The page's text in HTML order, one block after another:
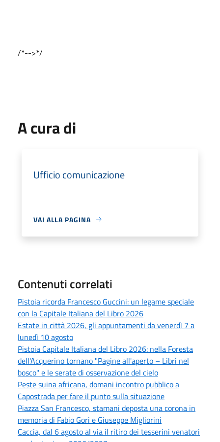
/*-->*/
A cura di
Ufficio comunicazione
VAI ALLA PAGINA
Contenuti correlati
Pistoia ricorda Francesco Guccini: un legame speciale
con la Capitale Italiana del Libro 2026
Estate in città 2026, gli appuntamenti da venerdì 7 a
lunedì 10 agosto
Pistoia Capitale Italiana del Libro 2026: nella Foresta
dell'Acquerino tornano "Pagine all'aperto – Libri nel
bosco" e le serate di osservazione del cielo
Peste suina africana, domani incontro pubblico a
Capostrada per fare il punto sulla situazione
Piazza San Francesco, stamani deposta una corona in
memoria di Fabio Gori e Giuseppe Migliorini
Caccia, dal 6 agosto al via il ritiro dei tesserini venatori